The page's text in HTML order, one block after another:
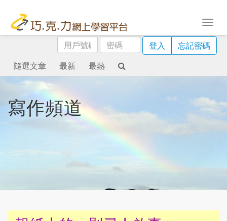
用
戶
號
碼
密
碼
登入
忘記密碼
隨選文章
最新 最熱
寫作頻道